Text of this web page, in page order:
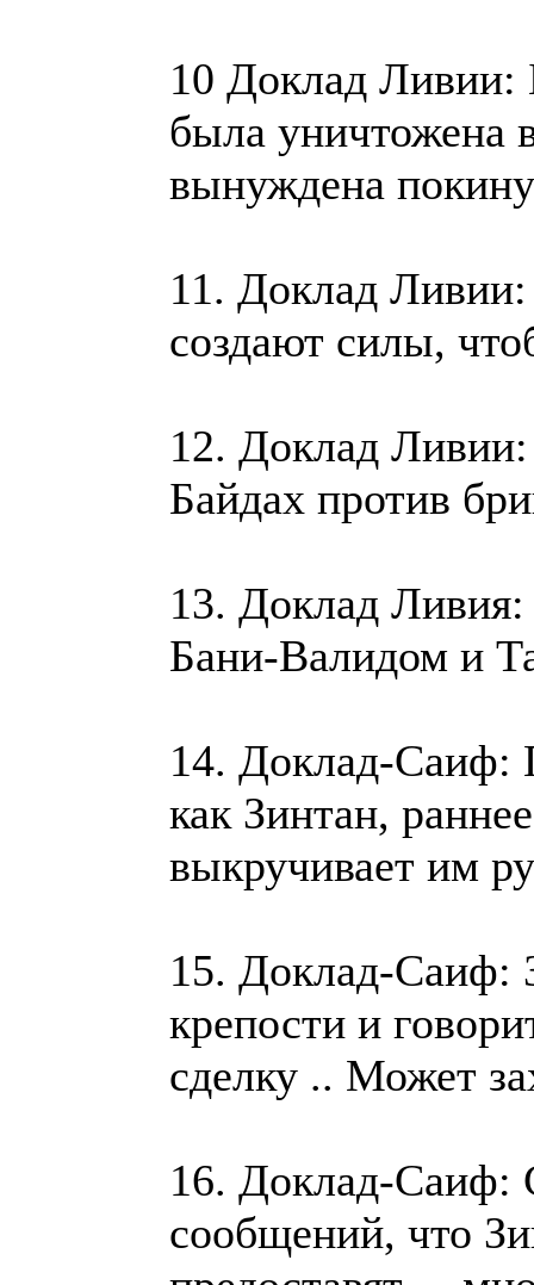
10 Доклад Ливии:
была уничтожена
вынуждена
11. Доклад
создают силы,
12. Доклад
Байдах против
13. Доклад
Бани-Валидом и
14. Доклад-Саиф:
как Зинтан,
выкручивает им
15. Доклад-Саиф:
крепости и
сделку .. Может
16. Доклад-Саиф:
сообщений, что